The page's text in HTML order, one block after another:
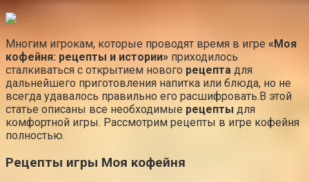
Многим игрокам, которые проводят время в игре «Моя
кофейня: рецепты и истории» приходилось
сталкиваться с открытием нового рецепта для
дальнейшего приготовления напитка или блюда, но не
всегда удавалось правильно его расшифровать.В этой
статье описаны все необходимые рецепты для
комфортной игры. Рассмотрим рецепты в игре кофейня
полностью.
Рецепты игры Моя кофейня